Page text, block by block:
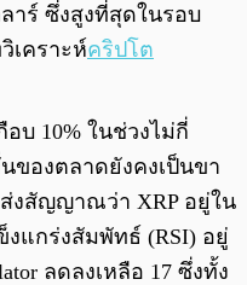
าร์ ซึ่งสูงที่สุดในรอบ
เคราะห์คริปโต
บ 10% ในช่วงไม่กี่
ของตลาดยังคงเป็นขา
งสัญญาณว่า XRP อยู่ใน
แกร่งสัมพัทธ์ (RSI) อยู่
ลดลงเหลือ 17 ซึ่งทั้ง